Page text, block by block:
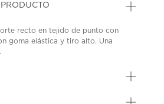
recto en tejido de punto con
goma elástica y tiro alto. Una